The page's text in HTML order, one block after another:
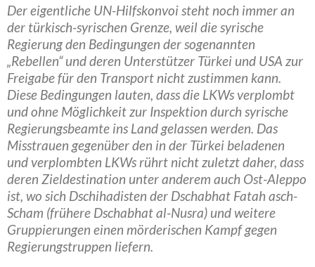
Der eigentliche UN-Hilfskonvoi steht noch immer an
der türkisch-syrischen Grenze, weil die syrische
Regierung den Bedingungen der sogenannten
„Rebellen“ und deren Unterstützer Türkei und USA zur
Freigabe für den Transport nicht zustimmen kann.
Diese Bedingungen lauten, dass die LKWs verplombt
und ohne Möglichkeit zur Inspektion durch syrische
Regierungsbeamte ins Land gelassen werden. Das
Misstrauen gegenüber den in der Türkei beladenen
und verplombten LKWs rührt nicht zuletzt daher, dass
deren Zieldestination unter anderem auch Ost-Aleppo
ist, wo sich Dschihadisten der Dschabhat Fatah asch-
Scham (frühere Dschabhat al-Nusra) und weitere
Gruppierungen einen mörderischen Kampf gegen
Regierungstruppen liefern.